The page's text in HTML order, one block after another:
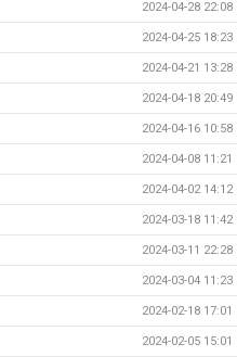
2024-04-28 22:08
2024-04-25 18:23
2024-04-21 13:28
2024-04-18 20:49
2024-04-16 10:58
2024-04-08 11:21
2024-04-02 14:12
2024-03-18 11:42
2024-03-11 22:28
2024-03-04 11:23
2024-02-18 17:01
2024-02-05 15:01